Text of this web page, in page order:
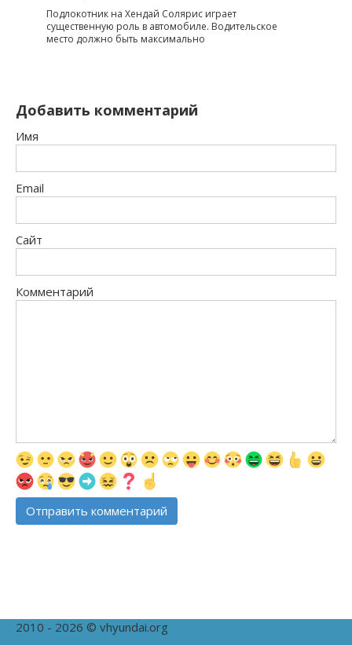
Подлокотник на Хендай Солярис играет
существенную роль в автомобиле. Водительское
место должно быть максимально
Добавить комментарий
Имя
Email
Сайт
Комментарий
2010 - 2026 © vhyundai.org